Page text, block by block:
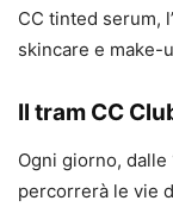
CC tinted serum,
skincare e make-
Il tram CC
Ogni giorno, dalle
percorrerà le vie